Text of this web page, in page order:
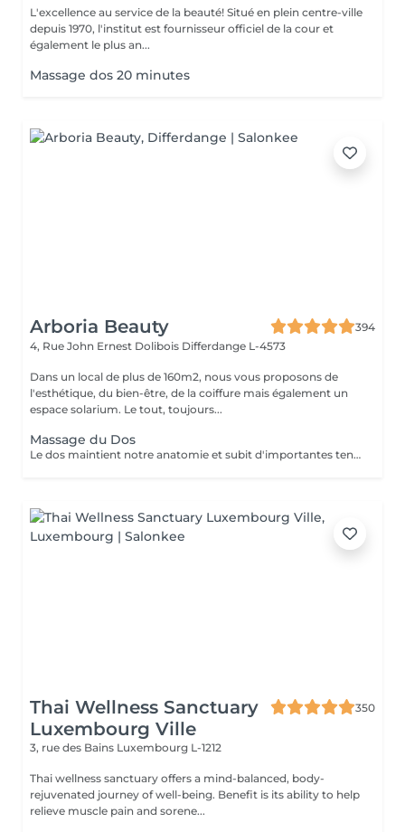
L'excellence au service de la beauté! Situé en plein centre-ville
depuis 1970, l'institut est fournisseur officiel de la cour et
également le plus an...
Massage dos 20 minutes
Arboria Beauty
394
4, Rue John Ernest Dolibois Differdange L-4573
Dans un local de plus de 160m2, nous vous proposons de
l'esthétique, du bien-être, de la coiffure mais également un
espace solarium. Le tout, toujours...
Massage du Dos
Le dos maintient notre anatomie et subit d'importantes tensions liées au stress, à la fatigue, au froid, aux mauvaises positions... Le massage du dos permet de dénouer les tensions, détendre les muscles, soulage les courbatures et les contractions. Le massage du dos est une véritable source de bien être et de détente. Il a un effet bénéfique de façon locale mais aussi sur la détente générale. Senteurs aux choix: Fleur de Tiaré, Thé vert Jasmin, Rose Litchi, Cédra Passion
Thai Wellness Sanctuary
Luxembourg Ville
350
3, rue des Bains Luxembourg L-1212
Thai wellness sanctuary offers a mind-balanced, body-
rejuvenated journey of well-being. Benefit is its ability to help
relieve muscle pain and sorene...